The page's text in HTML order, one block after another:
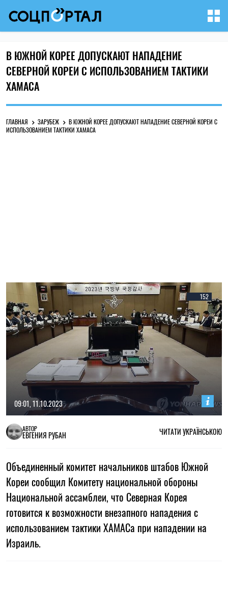
В ЮЖНОЙ КОРЕЕ ДОПУСКАЮТ НАПАДЕНИЕ
СЕВЕРНОЙ КОРЕИ С ИСПОЛЬЗОВАНИЕМ ТАКТИКИ
ХАМАСА
ГЛАВНАЯ ЗАРУБЕЖ
В ЮЖНОЙ КОРЕЕ ДОПУСКАЮТ НАПАДЕНИЕ СЕВЕРНОЙ КОРЕИ С
ИСПОЛЬЗОВАНИЕМ ТАКТИКИ ХАМАСА
152
09:01, 11.10.2023
АВТОР
ЕВГЕНИЯ РУБАН ЧИТАТИ УКРАЇНСЬКОЮ
Объединенный комитет начальников штабов Южной
Кореи сообщил Комитету национальной обороны
Национальной ассамблеи, что Северная Корея
готовится к возможности внезапного нападения с
использованием тактики ХАМАСа при нападении на
Израиль.